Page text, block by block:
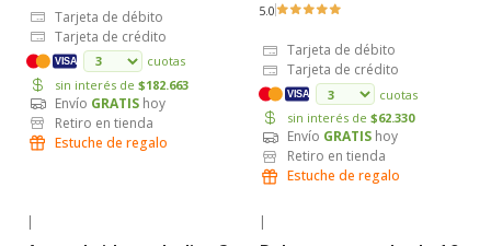
Tarjeta de débito
Tarjeta de crédito
VISA
cuotas
sin interés de $182.663
Envío GRATIS hoy
Retiro en tienda
Estuche de regalo
5.0
Tarjeta de débito
Tarjeta de crédito
VISA
cuotas
sin interés de $62.330
Envío GRATIS hoy
Retiro en tienda
Estuche de regalo
| |